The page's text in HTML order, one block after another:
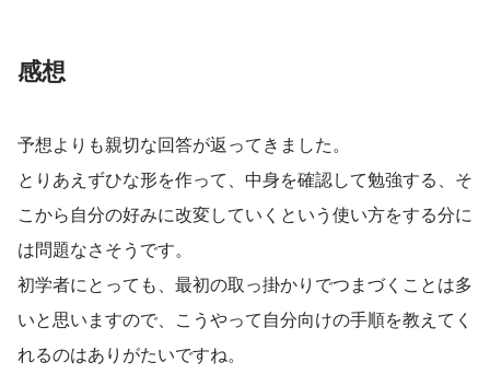
感想
予想よりも親切な回答が返ってきました。
とりあえずひな形を作って、中身を確認して勉強する、そ
こから自分の好みに改変していくという使い方をする分に
は問題なさそうです。
初学者にとっても、最初の取っ掛かりでつまづくことは多
いと思いますので、こうやって自分向けの手順を教えてく
れるのはありがたいですね。